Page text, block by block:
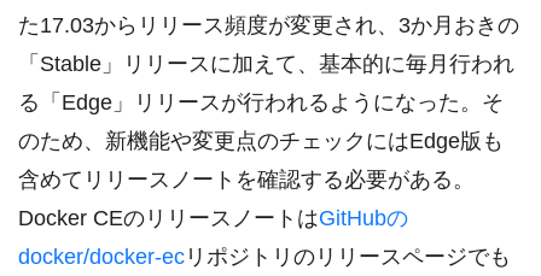
た17.03からリリース頻度が変更され、3か月おきの
「Stable」リリースに加えて、基本的に毎月行われ
る「Edge」リリースが行われるようになった。そ
のため、新機能や変更点のチェックにはEdge版も
含めてリリースノートを確認する必要がある。
Docker CEのリリースノートはGitHubの
docker/docker-ec リポジトリのリリースページでも